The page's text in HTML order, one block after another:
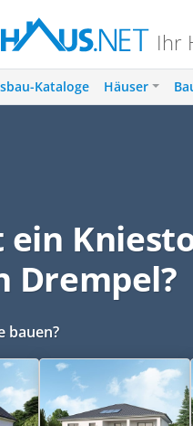
Ihr
Kataloge Häuser
ein
Drempel?
bauen?